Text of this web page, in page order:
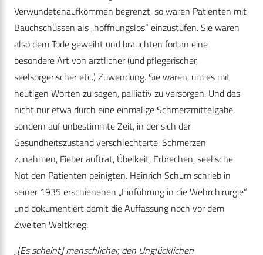
Verwundetenaufkommen begrenzt, so waren Patienten mit
Bauchschüssen als „hoffnungslos“ einzustufen. Sie waren
also dem Tode geweiht und brauchten fortan eine
besondere Art von ärztlicher (und pflegerischer,
seelsorgerischer etc.) Zuwendung. Sie waren, um es mit
heutigen Worten zu sagen, palliativ zu versorgen. Und das
nicht nur etwa durch eine einmalige Schmerzmittelgabe,
sondern auf unbestimmte Zeit, in der sich der
Gesundheitszustand verschlechterte, Schmerzen
zunahmen, Fieber auftrat, Übelkeit, Erbrechen, seelische
Not den Patienten peinigten. Heinrich Schum schrieb in
seiner 1935 erschienenen „Einführung in die Wehrchirurgie“
und dokumentiert damit die Auffassung noch vor dem
Zweiten Weltkrieg:
„[Es scheint] menschlicher, den Unglücklichen